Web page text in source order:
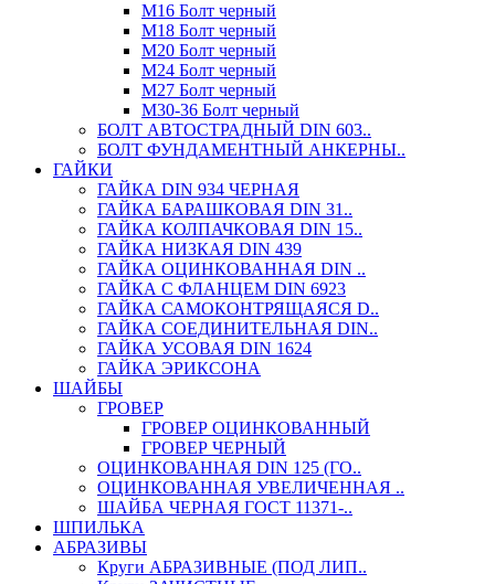
М16 Болт черный
М18 Болт черный
М20 Болт черный
М24 Болт черный
М27 Болт черный
М30-36 Болт черный
БОЛТ АВТОСТРАДНЫЙ DIN 603..
БОЛТ ФУНДАМЕНТНЫЙ АНКЕРНЫ..
ГАЙКИ
ГАЙКА DIN 934 ЧЕРНАЯ
ГАЙКА БАРАШКОВАЯ DIN 31..
ГАЙКА КОЛПАЧКОВАЯ DIN 15..
ГАЙКА НИЗКАЯ DIN 439
ГАЙКА ОЦИНКОВАННАЯ DIN ..
ГАЙКА С ФЛАНЦЕМ DIN 6923
ГАЙКА САМОКОНТРЯЩАЯСЯ D..
ГАЙКА СОЕДИНИТЕЛЬНАЯ DIN..
ГАЙКА УСОВАЯ DIN 1624
ГАЙКА ЭРИКСОНА
ШАЙБЫ
ГРОВЕР
ГРОВЕР ОЦИНКОВАННЫЙ
ГРОВЕР ЧЕРНЫЙ
ОЦИНКОВАННАЯ DIN 125 (ГО..
ОЦИНКОВАННАЯ УВЕЛИЧЕННАЯ ..
ШАЙБА ЧЕРНАЯ ГОСТ 11371-..
ШПИЛЬКА
АБРАЗИВЫ
Круги АБРАЗИВНЫЕ (ПОД ЛИП..